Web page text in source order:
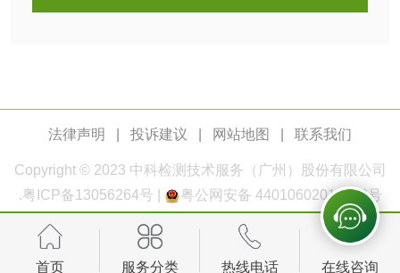
法律声明 投诉建议 网站地图 联系我们
Copyright © 2023 中科检测 技术服务（广州）股份有限公司
.粤ICP备13056264号 粤公网安备 44010602011168号
首页 服务分类 热线电话 在线咨询
防冻液检测 润滑油运动粘度检
测
齿轮油检测